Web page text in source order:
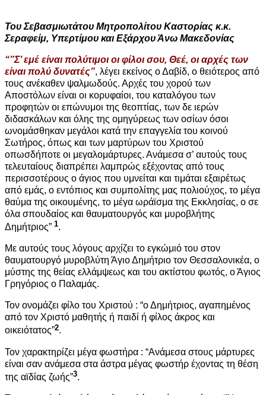
Του Σεβασμιωτάτου Μητροπολίτου Καστορίας κ.κ.
Σεραφείμ, Υπερτίμου και Εξάρχου Άνω Μακεδονίας
“”Σ’ εμέ είναι πολύτιμοι οι φίλοι σου, Θεέ, οι αρχές των
είναι πολύ δυνατές”, λέγει εκείνος ο Δαβίδ, ο θειότερος από
τους ανέκαθεν ψαλμωδούς. Αρχές του χορού των
Αποστόλων είναι οι κορυφαίοι, του καταλόγου των
προφητών οι επώνυμοι της θεοπτίας, των δε ιερών
διδασκάλων και όλης της ομηγύρεως των οσίων όσοι
ωνομάσθηκαν μεγάλοι κατά την επαγγελία του κοινού
Σωτήρος, όπως και των μαρτύρων του Χριστού
οπωσδήποτε οι μεγαλομάρτυρες. Ανάμεσα σ’ αυτούς τους
τελευταίους διαπρέπει λαμπρώς εξέχοντας από τους
περισσοτέρους ο άγιος που υμνείται και τιμάται εξαιρέτως
από εμάς, ο εντόπιος και συμπολίτης μας πολιούχος, το μέγα
θαύμα της οικουμένης, το μέγα ωράϊσμα της Εκκλησίας, ο σε
όλα σπουδαίος και θαυματουργός και μυροβλήτης
Δημήτριος” 1.
Με αυτούς τους λόγους αρχίζει το εγκώμιό του στον
θαυματουργό μυροβλύτη Άγιο Δημήτριο τον Θεσσαλονικέα, ο
μύστης της θείας ελλάμψεως και του ακτίστου φωτός, ο Άγιος
Γρηγόριος ο Παλαμάς.
Τον ονομάζει φίλο του Χριστού : “ο Δημήτριος, αγαπημένος
από τον Χριστό μαθητής ή παιδί ή φίλος άκρος και
οικειότατος”2.
Τον χαρακτηρίζει μέγα φωστήρα : “Ανάμεσα στους μάρτυρες
είναι σαν ανάμεσα στα άστρα μέγας φωστήρ έχοντας τη θέση
της αϊδίας ζωής”3.